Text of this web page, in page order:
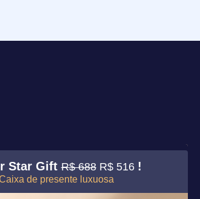
Star GiftR$ 688 R$ 516 !
de presente luxuosa